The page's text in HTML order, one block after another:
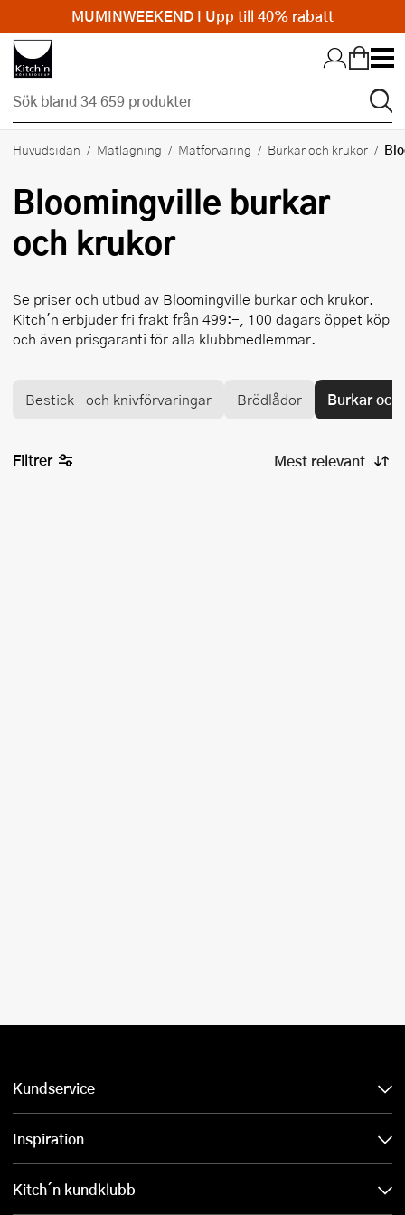
Hopp till huvudinnehållet
Huvudsidan Matlagning Matförvaring Burkar och krukor
Bloomingville burkar
och krukor
Se priser och utbud av Bloomingville burkar och krukor.
Kitch'n erbjuder fri frakt från 499:-, 100 dagars öppet köp
och även prisgaranti för alla klubbmedlemmar.
Bestick- och knivförvaringar Brödlådor Burkar
Filtrer
Kundservice
Inspiration
Kitch´n kundklubb
MUMINWEEKEND I Upp till 40% rabatt